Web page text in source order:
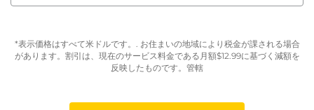
*表示価格はすべて米ドルです。. お住まいの地域により税金が課される場合
があります。割引は、現在のサービス料金である月額$12.99に基づく減額を
反映したものです。管轄